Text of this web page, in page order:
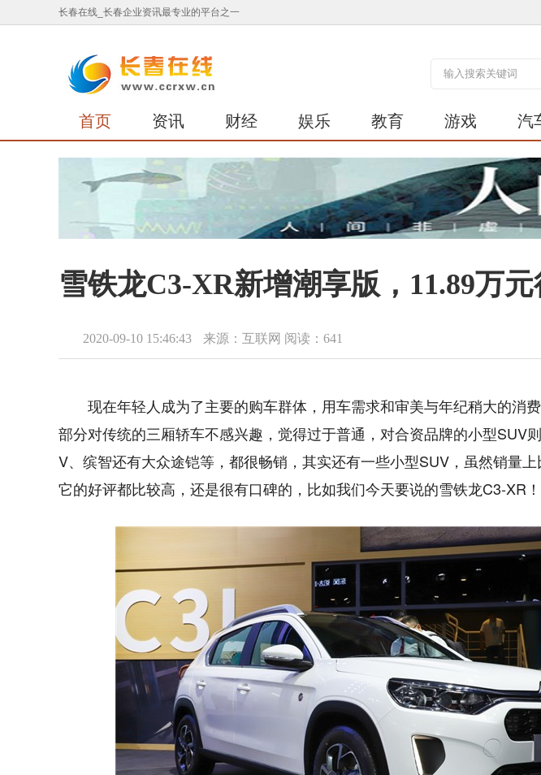
长春在线_长春企业资讯最专业的平台之一
首页 资讯 财经 娱乐 教育 游戏 汽
雪铁龙C3-XR新增潮享版，11.89万
2020-09-10 15:46:43 来源：互联网 阅读：641
现在年轻人成为了主要的购车群体，用车需求和审美与年纪稍大的消
部分对传统的三厢轿车不感兴趣，觉得过于普通，对合资品牌的小型SUV
V、缤智还有大众途铠等，都很畅销，其实还有一些小型SUV，虽然销量
它的好评都比较高，还是很有口碑的，比如我们今天要说的雪铁龙C3-XR！